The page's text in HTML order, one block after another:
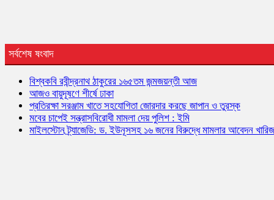
সর্বশেষ ষংবাদ
বিশ্বকবি রবীন্দ্রনাথ ঠাকুরের ১৬৫তম জন্মজয়ন্তী আজ
আজও বায়ুদূষণে শীর্ষে ঢাকা
প্রতিরক্ষা সরঞ্জাম খাতে সহযোগিতা জোরদার করছে জাপান ও তুরস্ক
মবের চাপেই সন্ত্রাসবিরোধী মামলা দেয় পুলিশ : ইমি
মাইলস্টোন ট্র্যাজেডি: ড. ইউনূসসহ ১৬ জনের বিরুদ্ধে মামলার আবেদন খারিজ